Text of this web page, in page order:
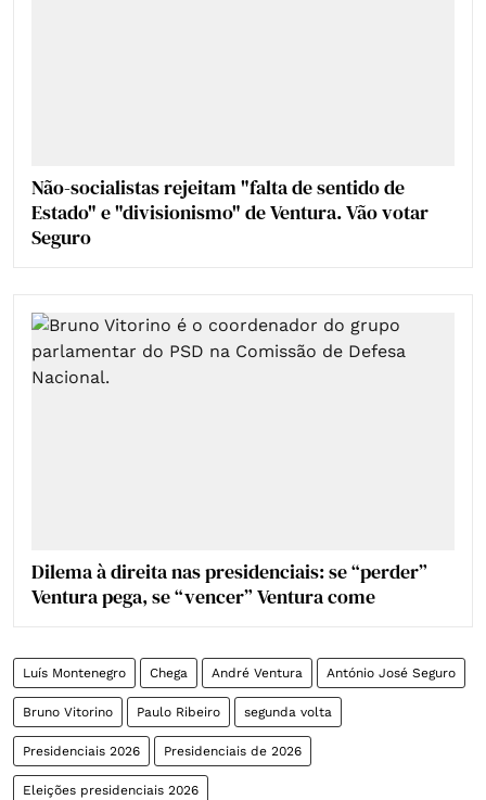
Não-socialistas rejeitam "falta de sentido de
Estado" e "divisionismo" de Ventura. Vão votar
Seguro
Dilema à direita nas presidenciais: se “perder”
Ventura pega, se “vencer” Ventura come
Luís Montenegro Chega André Ventura António José Seguro
Bruno Vitorino Paulo Ribeiro segunda volta
Presidenciais 2026 Presidenciais de 2026
Eleições presidenciais 2026